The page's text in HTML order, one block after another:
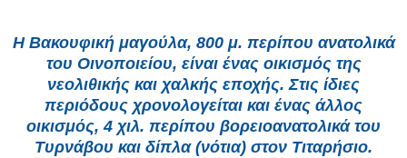
Η Βακουφική μαγούλα, 800 μ. περίπου ανατολικά
του Οινοποιείου, είναι ένας οικισμός της
νεολιθικής και χαλκής εποχής. Στις ίδιες
περιόδους χρονολογείται και ένας άλλος
οικισμός, 4 χιλ. περίπου βορειοανατολικά του
Τυρνάβου και δίπλα (νότια) στον Τιταρήσιο.